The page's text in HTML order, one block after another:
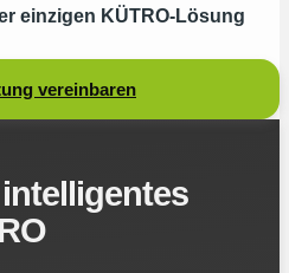
einzigen KÜTRO‑Lösung
vereinbaren